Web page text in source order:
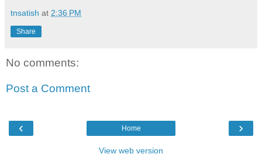
tnsatish at 2:36 PM
Share
No comments:
Post a Comment
‹ ›
Home
View web version